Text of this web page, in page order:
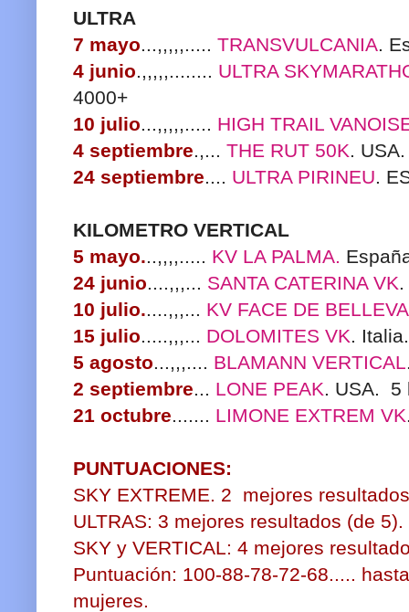
ULTRA
7 mayo...,,,,,..... TRANSVULCANIA.
4 junio.,,,,,........ ULTRA
4000+
10 julio...,,,,,..... HIGH TRAIL
4 septiembre.,... THE RUT 50K.
24 septiembre.... ULTRA PIRINEU.
KILOMETRO VERTICAL
5 mayo...,,,,..... KV LA PALMA.
24 junio....,,,... SANTA CATERINA VK
10 julio.....,,,... KV FACE DE
15 julio.....,,,... DOLOMITES VK.
5 agosto...,,,.... BLAMANN VERTICAL
2 septiembre... LONE PEAK. USA. 5
21 octubre....... LIMONE EXTREM VK
PUNTUACIONES:
SKY EXTREME. 2 mejores
ULTRAS: 3 mejores resultados (de 5).
SKY y VERTICAL: 4 mejores
Puntuación: 100-88-78-72-68.....
mujeres.